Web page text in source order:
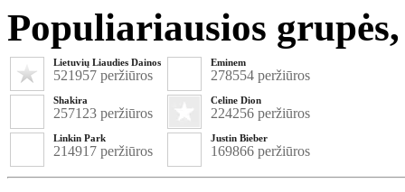
Populiariausios
Lietuvių Liaudies Dainos
521957 peržiūros
Eminem
278554 peržiūros
Shakira
257123 peržiūros
Celine Dion
224256 peržiūros
Linkin Park
214917 peržiūros
Justin Bieber
169866 peržiūros